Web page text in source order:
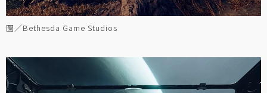
圖／Bethesda Game Studios